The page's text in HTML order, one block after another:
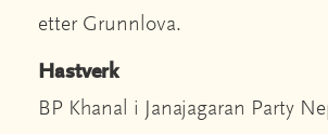
etter Grunnlova.
Hastverk
BP Khanal i Janajagaran Party